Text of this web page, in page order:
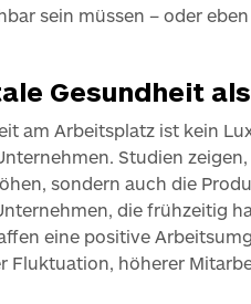
sein müssen – oder
Gesundheit
am Arbeitsplatz ist kein
Studien
sondern auch die
die frühzeitig
eine positive
Fluktuation, höherer